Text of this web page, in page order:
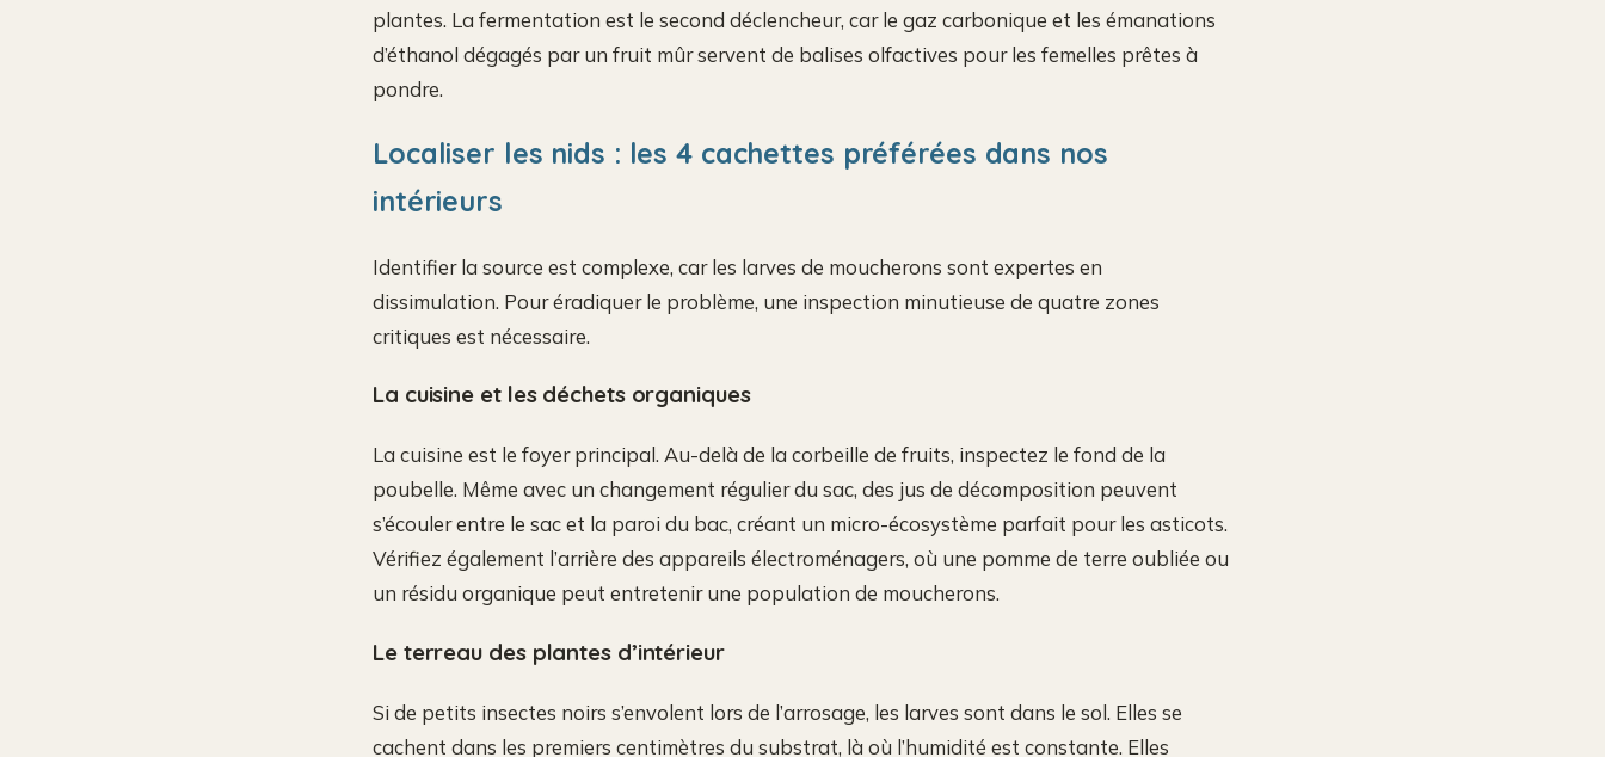
plantes. La fermentation est le second déclencheur, car le gaz carbonique et les émanations
d’éthanol dégagés par un fruit mûr servent de balises olfactives pour les femelles prêtes à
pondre.
Localiser les nids : les 4 cachettes préférées dans nos
intérieurs
Identifier la source est complexe, car les larves de moucherons sont expertes en
dissimulation. Pour éradiquer le problème, une inspection minutieuse de quatre zones
critiques est nécessaire.
La cuisine et les déchets organiques
La cuisine est le foyer principal. Au-delà de la corbeille de fruits, inspectez le fond de la
poubelle. Même avec un changement régulier du sac, des jus de décomposition peuvent
s’écouler entre le sac et la paroi du bac, créant un micro-écosystème parfait pour les asticots.
Vérifiez également l’arrière des appareils électroménagers, où une pomme de terre oubliée ou
un résidu organique peut entretenir une population de moucherons.
Le terreau des plantes d’intérieur
Si de petits insectes noirs s’envolent lors de l’arrosage, les larves sont dans le sol. Elles se
cachent dans les premiers centimètres du substrat, là où l’humidité est constante. Elles